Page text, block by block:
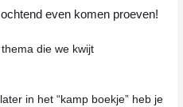
even komen proeven!
die we kwijt
in het “kamp boekje” heb je